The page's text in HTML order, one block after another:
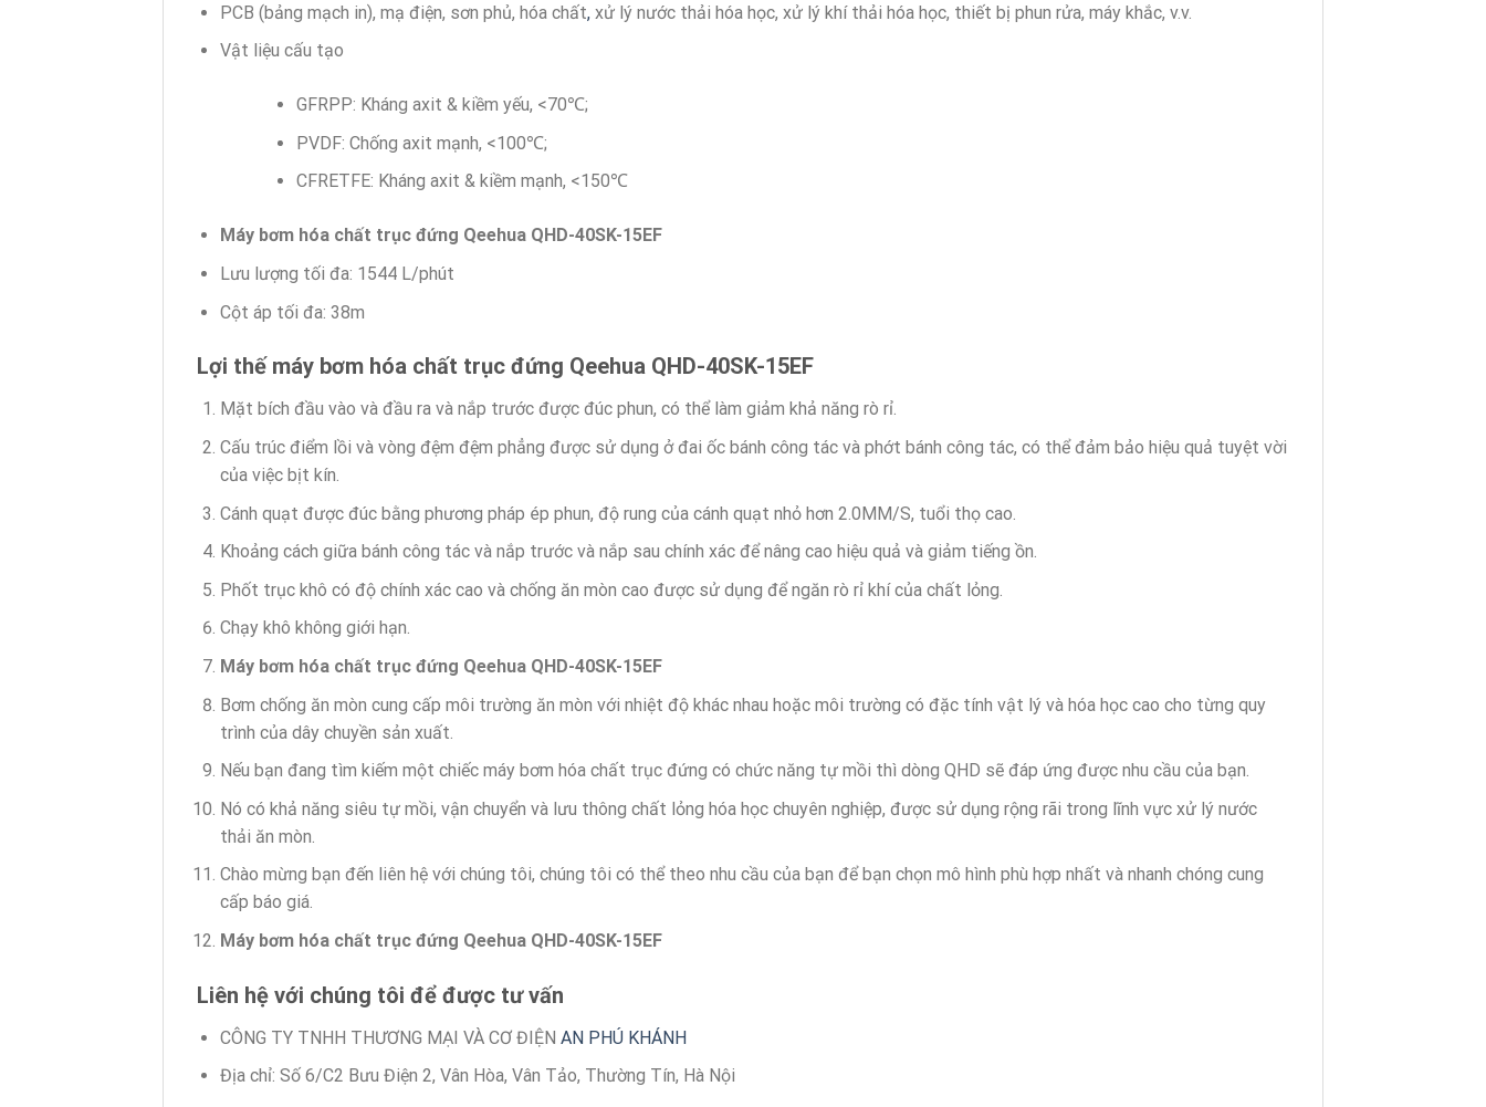
PCB (bảng mạch in), mạ điện, sơn phủ, hóa chất,xử lý nước thải hóa học, xử lý khí thải hóa học, thiết bị phun rửa, máy khắc, v.v.
Vật liệu cấu tạo
GFRPP: Kháng axit & kiềm yếu, <70℃;
PVDF: Chống axit mạnh, <100℃;
CFRETFE: Kháng axit & kiềm mạnh, <150℃
Máy bơm hóa chất trục đứng Qeehua QHD-40SK-15EF
Lưu lượng tối đa: 1544 L/phút
Cột áp tối đa: 38m
Lợi thế máy bơm hóa chất trục đứng Qeehua QHD-40SK-15EF
Mặt bích đầu vào và đầu ra và nắp trước được đúc phun, có thể làm giảm khả năng rò rỉ.
Cấu trúc điểm lồi và vòng đệm đệm phẳng được sử dụng ở đai ốc bánh công tác và phớt bánh công tác, có thể đảm bảo hiệu quả tuyệt vời
của việc bịt kín.
Cánh quạt được đúc bằng phương pháp ép phun, độ rung của cánh quạt nhỏ hơn 2.0MM/S, tuổi thọ cao.
Khoảng cách giữa bánh công tác và nắp trước và nắp sau chính xác để nâng cao hiệu quả và giảm tiếng ồn.
Phốt trục khô có độ chính xác cao và chống ăn mòn cao được sử dụng để ngăn rò rỉ khí của chất lỏng.
Chạy khô không giới hạn.
Máy bơm hóa chất trục đứng Qeehua QHD-40SK-15EF
Bơm chống ăn mòn cung cấp môi trường ăn mòn với nhiệt độ khác nhau hoặc môi trường có đặc tính vật lý và hóa học cao cho từng quy
trình của dây chuyền sản xuất.
Nếu bạn đang tìm kiếm một chiếc máy bơm hóa chất trục đứng có chức năng tự mồi thì dòng QHD sẽ đáp ứng được nhu cầu của bạn.
Nó có khả năng siêu tự mồi, vận chuyển và lưu thông chất lỏng hóa học chuyên nghiệp, được sử dụng rộng rãi trong lĩnh vực xử lý nước
thải ăn mòn.
Chào mừng bạn đến liên hệ với chúng tôi, chúng tôi có thể theo nhu cầu của bạn để bạn chọn mô hình phù hợp nhất và nhanh chóng cung
cấp báo giá.
Máy bơm hóa chất trục đứng Qeehua QHD-40SK-15EF
Liên hệ với chúng tôi để được tư vấn
CÔNG TY TNHH THƯƠNG MẠI VÀ CƠ ĐIỆN AN PHÚ KHÁNH
Địa chỉ: Số 6/C2 Bưu Điện 2, Vân Hòa, Vân Tảo, Thường Tín, Hà Nội